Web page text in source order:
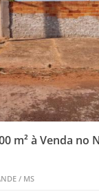
m² à Venda no
/ MS